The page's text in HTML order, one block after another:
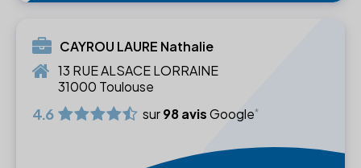
CAYROU LAURE Nathalie
13 RUE ALSACE LORRAINE
31000 Toulouse
4.6 sur98 avisGoogle